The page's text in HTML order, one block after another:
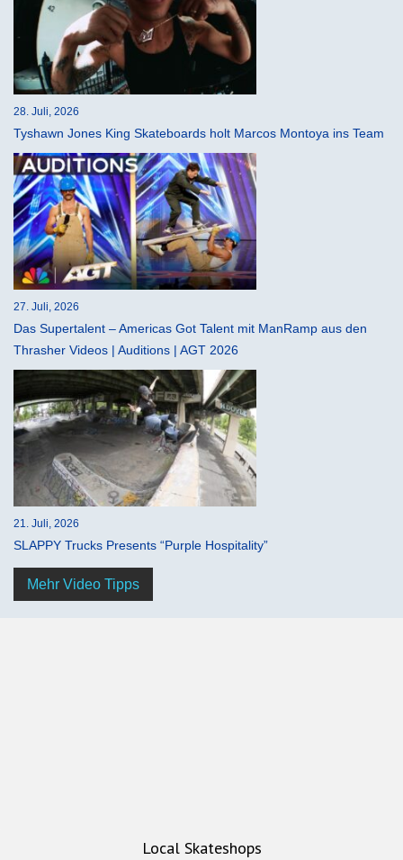
28. Juli, 2026
Tyshawn Jones King Skateboards holt Marcos Montoya ins Team
27. Juli, 2026
Das Supertalent – Americas Got Talent mit ManRamp aus den
Thrasher Videos | Auditions | AGT 2026
21. Juli, 2026
SLAPPY Trucks Presents “Purple Hospitality”
Mehr Video Tipps
Local Skateshops